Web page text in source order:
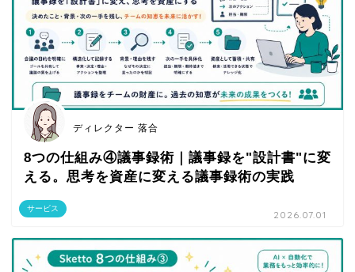
サービス
ディレクター 落合
8つの仕組み④議事録術｜議事録を"設計書"に変
える。思考を資産に変える議事録術の実践
2026.07.01